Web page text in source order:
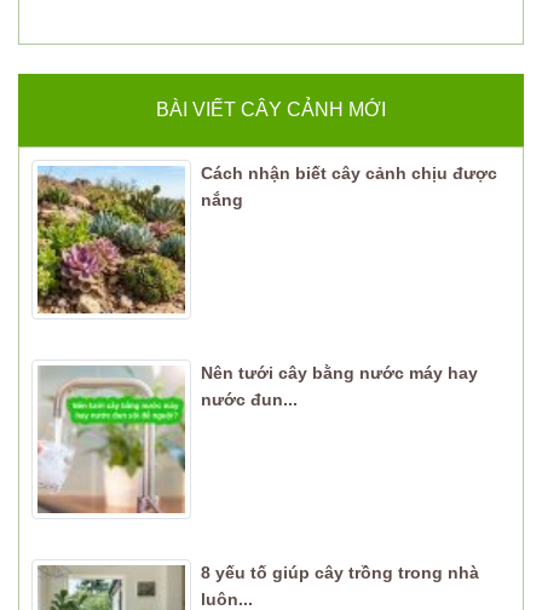
BÀI VIẾT CÂY CẢNH MỚI
Cách nhận biết cây cảnh chịu được
nắng
Nên tưới cây bằng nước máy hay
nước đun...
8 yếu tố giúp cây trồng trong nhà
luôn...